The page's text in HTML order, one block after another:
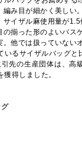
み目が細かく美しい。
イザル麻使用量が1.5
揃った形のよいバス
他では扱っていない
いるサイザルバッグと
先の生産団体は、高
得しました。
グ